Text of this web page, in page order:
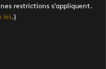
restrictions s’appliquent.
ici.)